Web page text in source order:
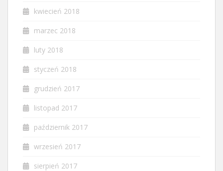
kwiecień 2018
marzec 2018
luty 2018
styczeń 2018
grudzień 2017
listopad 2017
październik 2017
wrzesień 2017
sierpień 2017